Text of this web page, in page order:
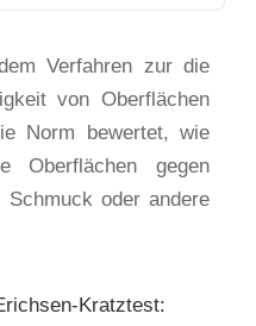
Verfahren zur die
von Oberflächen
Norm bewertet, wie
Oberflächen gegen
Schmuck oder andere
Kratztest: